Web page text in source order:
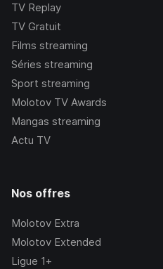
TV Replay
TV Gratuit
Films streaming
Séries streaming
Sport streaming
Molotov TV Awards
Mangas streaming
Actu TV
Nos offres
Molotov Extra
Molotov Extended
Ligue 1+